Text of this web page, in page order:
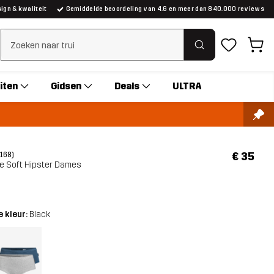
& kwaliteit Gemiddelde beoordeling van 4.6 en meer dan 840.000 reviews
Zoeken wissen
Gidsen Deals ULTRA
Soft Hipster Dames
€ 35
kleur: Black